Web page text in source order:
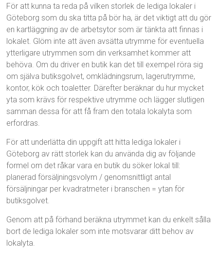
För att kunna ta reda på vilken storlek de lediga lokaler i
Göteborg som du ska titta på bör ha, är det viktigt att du gör
en kartläggning av de arbetsytor som är tänkta att finnas i
lokalet. Glöm inte att även avsätta utrymme för eventuella
ytterligare utrymmen som din verksamhet kommer att
behöva. Om du driver en butik kan det till exempel röra sig
om själva butiksgolvet, omklädningsrum, lagerutrymme,
kontor, kök och toaletter. Därefter beräknar du hur mycket
yta som krävs för respektive utrymme och lägger slutligen
samman dessa för att få fram den totala lokalyta som
erfordras.
För att underlätta din uppgift att hitta lediga lokaler i
Göteborg av rätt storlek kan du använda dig av följande
formel om det råkar vara en butik du söker lokal till:
planerad försäljningsvolym / genomsnittligt antal
försäljningar per kvadratmeter i branschen = ytan för
butiksgolvet.
Genom att på förhand beräkna utrymmet kan du enkelt sålla
bort de lediga lokaler som inte motsvarar ditt behov av
lokalyta.